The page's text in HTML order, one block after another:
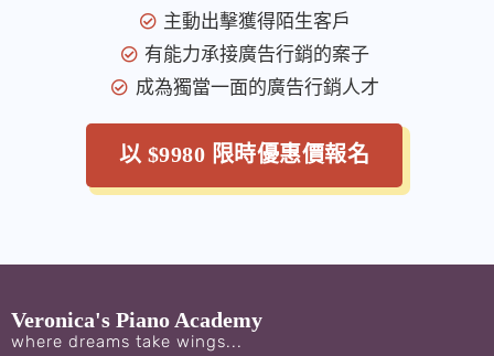
主動出擊獲得陌生客戶
有能力承接廣告行銷的案子
成為獨當一面的廣告行銷人才
以 $9980 限時優惠價報名
Veronica's Piano Academy
where dreams take wings...